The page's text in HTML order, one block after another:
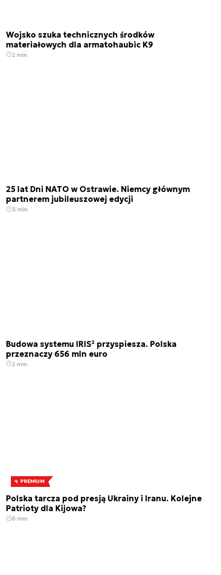
Wojsko szuka technicznych środków
materiałowych dla armatohaubic K9
2 min.
25 lat Dni NATO w Ostrawie. Niemcy głównym
partnerem jubileuszowej edycji
3 min.
Budowa systemu IRIS² przyspiesza. Polska
przeznaczy 656 mln euro
2 min.
PREMIUM
Polska tarcza pod presją Ukrainy i Iranu. Kolejne
Patrioty dla Kijowa?
6 min.